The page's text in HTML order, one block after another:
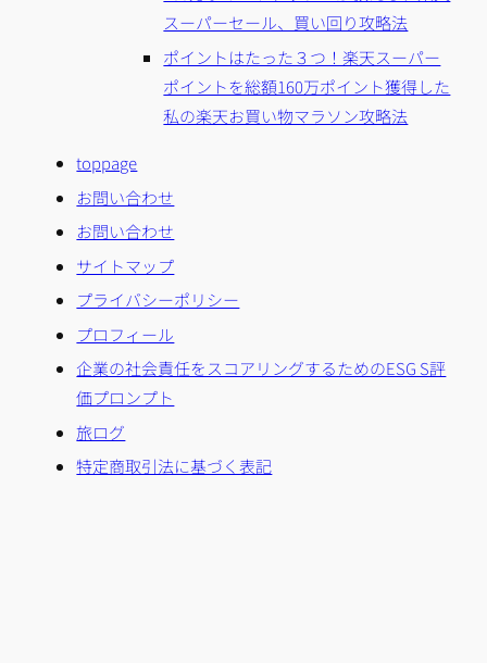
スーパーセール、買い回り攻略法
ポイントはたった３つ！楽天スーパー
ポイントを総額160万ポイント獲得した
私の楽天お買い物マラソン攻略法
toppage
お問い合わせ
お問い合わせ
サイトマップ
プライバシーポリシー
プロフィール
企業の社会責任をスコアリングするためのESG S評
価プロンプト
旅ログ
特定商取引法に基づく表記